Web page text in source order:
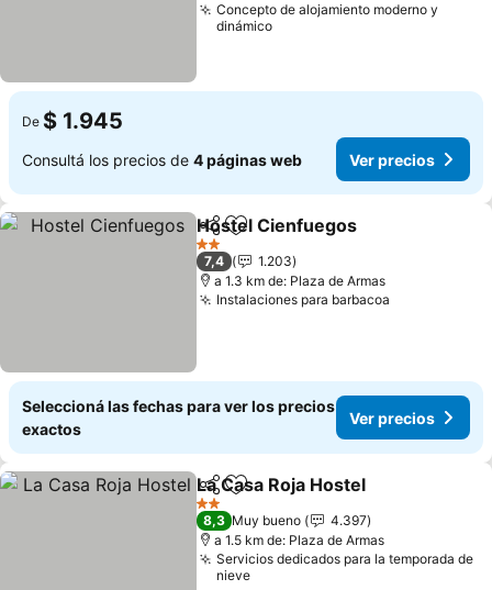
Concepto de alojamiento moderno y
dinámico
De $ 1.945
Consultá los precios de 4 páginas web Ver precios
CompartirAñadir a favoritos
Hostel Cienfuegos
2 Estrellas
7,4
1.203
a 1.3 km de: Plaza de Armas
Instalaciones para barbacoa
Seleccioná las fechas para ver los precios
exactos
Ver precios
CompartirAñadir a favoritos
La Casa Roja Hostel
2 Estrellas
8,3 Muy bueno
4.397
a 1.5 km de: Plaza de Armas
Servicios dedicados para la temporada de
nieve